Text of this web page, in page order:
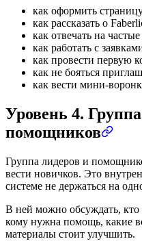
как оформить
как рассказать о
как отвечать на
как работать с
как провести первую
как не бояться
как вести мини-
Уровень 4.
помощников
Группа лидеров и
вести новичков. Это
системе не держаться на
В ней можно обсуждать, кто
кому нужна помощь, какие
материалы стоит улучшить.